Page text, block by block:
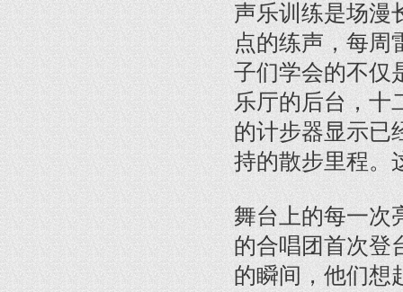
声乐训练是场漫
点的练声，每周
子们学会的不仅
乐厅的后台，十
的计步器显示
持的散步里程。
舞台上的每一次
的合唱团首次登
的瞬间，他们想